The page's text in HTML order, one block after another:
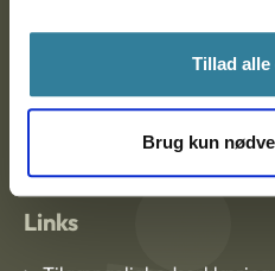
Tillad
Brug kun
Om Ankestyrelsen
Om Ankestyrelsen
Blanketter og
Links